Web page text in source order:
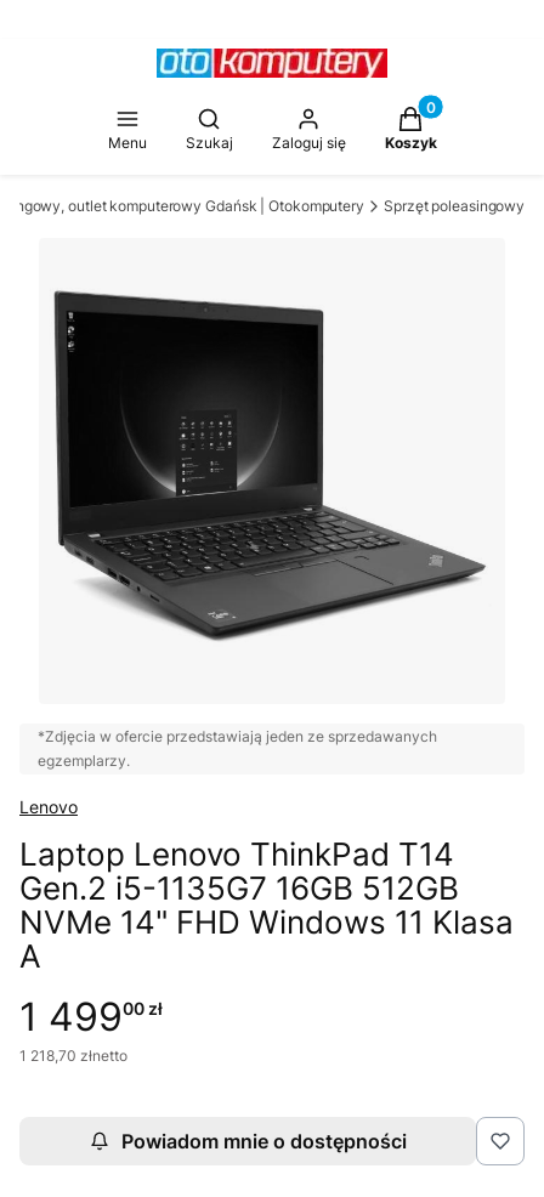
Menu
Otwórz wyszukiwarkę
Szukaj Zaloguj się
Produkty w
Koszyk
outlet komputerowy Gdańsk | Otokomputery Sprzęt poleasingowy
*Zdjęcia w ofercie przedstawiają jeden ze sprzedawanych
egzemplarzy.
Lenovo
Laptop Lenovo ThinkPad T14
Gen.2 i5-1135G7 16GB 512GB
NVMe 14" FHD Windows 11 Klasa
A
1 49900 zł
1 218,70 złnetto
Powiadom mnie o dostępności